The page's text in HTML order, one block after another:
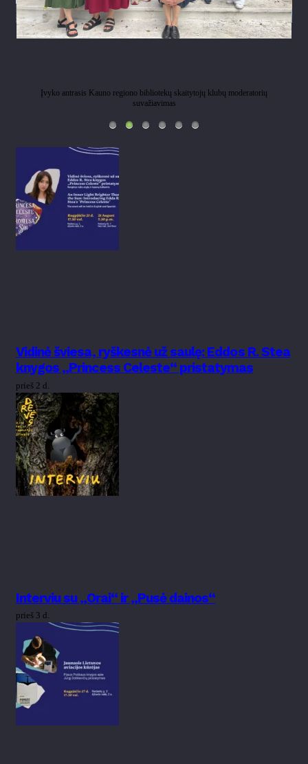
Įvyko antrasis Kauno regiono bibliotekų skaitytojų klubų moderatorių
suvažiavimas
Vidinė šviesa, ryškesnė už saulę: Eddos R. Stea
knygos „Princess Celeste“ pristatymas
prieš 2 d.
Interviu su „Orai“ ir „Pusė dainos“
prieš 3 d.